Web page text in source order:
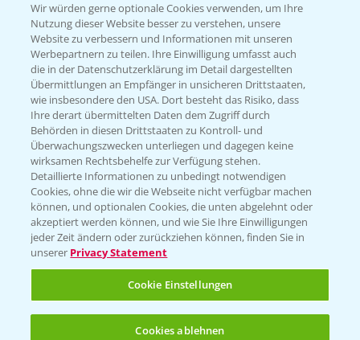
Hilfe in Notfällen
T.+49 (0)214/30-20220
Folgen Sie uns
Allgemeine Nutzungsbedingungen Datenschutzerklärung
Wir würden gerne optionale Cookies verwenden, um Ihre
Nutzung dieser Website besser zu verstehen, unsere
Website zu verbessern und Informationen mit unseren
Werbepartnern zu teilen. Ihre Einwilligung umfasst auch
die in der Datenschutzerklärung im Detail dargestellten
Übermittlungen an Empfänger in unsicheren Drittstaaten,
wie insbesondere den USA. Dort besteht das Risiko, dass
Ihre derart übermittelten Daten dem Zugriff durch
Behörden in diesen Drittstaaten zu Kontroll- und
Überwachungszwecken unterliegen und dagegen keine
wirksamen Rechtsbehelfe zur Verfügung stehen.
Detaillierte Informationen zu unbedingt notwendigen
Cookies, ohne die wir die Webseite nicht verfügbar machen
können, und optionalen Cookies, die unten abgelehnt oder
akzeptiert werden können, und wie Sie Ihre Einwilligungen
jeder Zeit ändern oder zurückziehen können, finden Sie in
unserer Privacy Statement
Cookie Einstellungen
Cookies ablehnen